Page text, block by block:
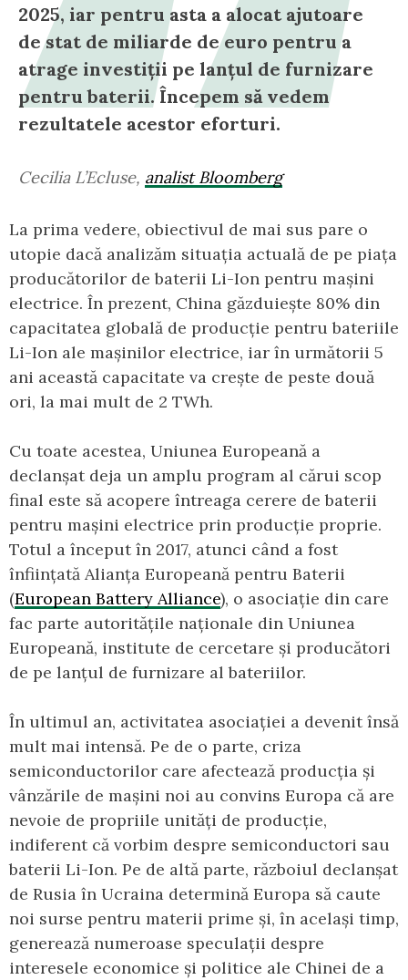
2025, iar pentru asta a alocat ajutoare
de stat de miliarde de euro pentru a
atrage investiții pe lanțul de furnizare
pentru baterii. Începem să vedem
rezultatele acestor eforturi.
Cecilia L’Ecluse, analist Bloomberg
La prima vedere, obiectivul de mai sus pare o
utopie dacă analizăm situația actuală de pe piața
producătorilor de baterii Li-Ion pentru mașini
electrice. În prezent, China găzduiește 80% din
capacitatea globală de producție pentru bateriile
Li-Ion ale mașinilor electrice, iar în următorii 5
ani această capacitate va crește de peste două
ori, la mai mult de 2 TWh.
Cu toate acestea, Uniunea Europeană a
declanșat deja un amplu program al cărui scop
final este să acopere întreaga cerere de baterii
pentru mașini electrice prin producție proprie.
Totul a început în 2017, atunci când a fost
înființată Alianța Europeană pentru Baterii
(European Battery Alliance), o asociație din care
fac parte autoritățile naționale din Uniunea
Europeană, institute de cercetare și producători
de pe lanțul de furnizare al bateriilor.
În ultimul an, activitatea asociației a devenit însă
mult mai intensă. Pe de o parte, criza
semiconductorilor care afectează producția și
vânzările de mașini noi au convins Europa că are
nevoie de propriile unități de producție,
indiferent că vorbim despre semiconductori sau
baterii Li-Ion. Pe de altă parte, războiul declanșat
de Rusia în Ucraina determină Europa să caute
noi surse pentru materii prime și, în același timp,
generează numeroase speculații despre
interesele economice și politice ale Chinei de a